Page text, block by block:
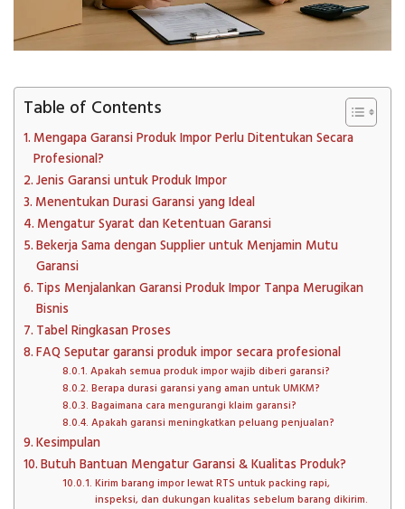
Table of Contents
Mengapa Garansi Produk Impor Perlu Ditentukan Secara
Profesional?
Jenis Garansi untuk Produk Impor
Menentukan Durasi Garansi yang Ideal
Mengatur Syarat dan Ketentuan Garansi
Bekerja Sama dengan Supplier untuk Menjamin Mutu
Garansi
Tips Menjalankan Garansi Produk Impor Tanpa Merugikan
Bisnis
Tabel Ringkasan Proses
FAQ Seputar garansi produk impor secara profesional
Apakah semua produk impor wajib diberi garansi?
Berapa durasi garansi yang aman untuk UMKM?
Bagaimana cara mengurangi klaim garansi?
Apakah garansi meningkatkan peluang penjualan?
Kesimpulan
Butuh Bantuan Mengatur Garansi & Kualitas Produk?
Kirim barang impor lewat RTS untuk packing rapi,
inspeksi, dan dukungan kualitas sebelum barang dikirim.